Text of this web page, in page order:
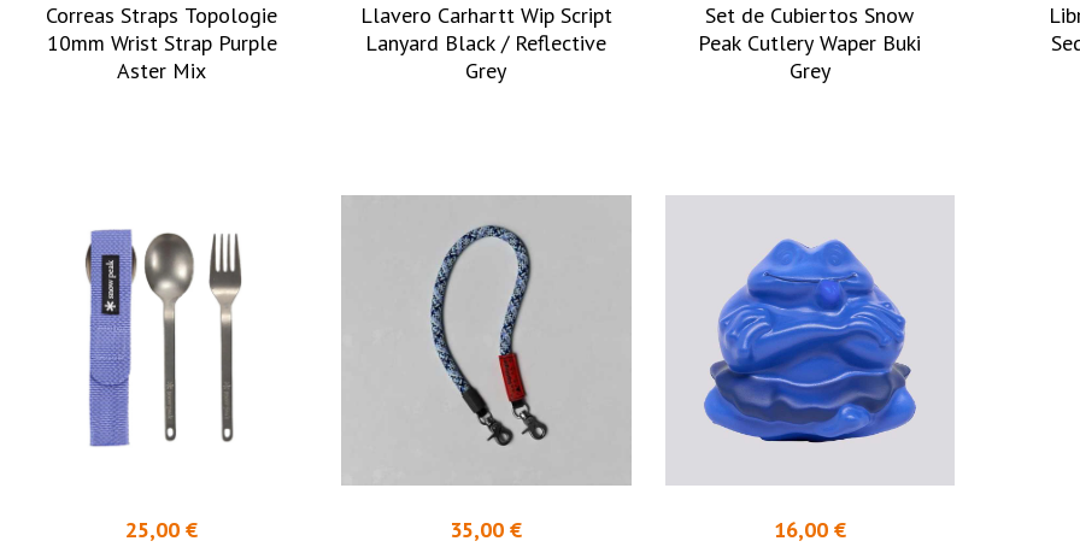
Correas Straps Topologie
10mm Wrist Strap Purple
Aster Mix
Llavero Carhartt Wip Script
Lanyard Black / Reflective
Grey
Set de Cubiertos Snow
Peak Cutlery Waper Buki
Grey
25,00 €
35,00 €
16,00 €